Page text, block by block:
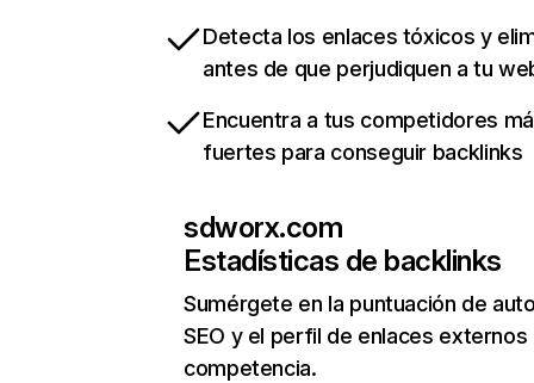
Detecta los enlaces tóxicos y
antes de que perjudiquen a tu
Encuentra a tus competidores
fuertes para conseguir backlinks
sdworx.com
Estadísticas de backlinks
Sumérgete en la puntuación de
SEO y el perfil de enlaces externos
competencia.